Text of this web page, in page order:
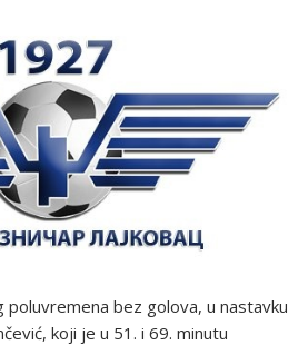
poluvremena bez golova, u nastavku
koji je u 51. i 69. minutu